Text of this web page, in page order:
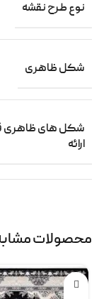
نوع طرح نقشه
شکل ظاهری
شکل های ظاهری
ارائه
محصولات